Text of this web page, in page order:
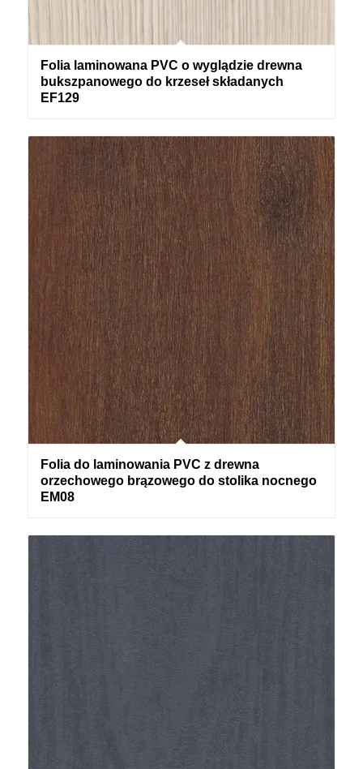
Folia laminowana PVC o wyglądzie drewna
bukszpanowego do krzeseł składanych
EF129
Folia do laminowania PVC z drewna
orzechowego brązowego do stolika nocnego
EM08